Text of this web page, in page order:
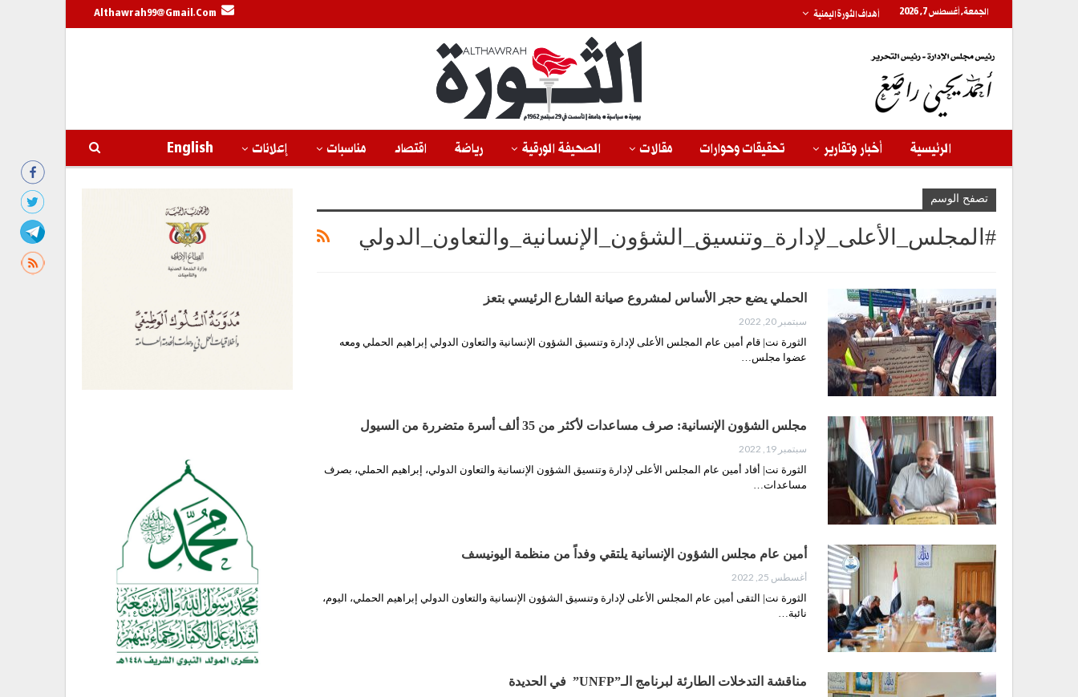
الجمعة, أغسطس 7, 2026 أهداف الثورة اليمنية Althawrah99@gmail.com
الرئيسية أخبار وتقارير تحقيقات وحوارات مقالات الصحيفة الورقية رياضة اقتصاد مناسبات إعلانات English
تصفح الوسم
#المجلس_الأعلى_لإدارة_وتنسيق_الشؤون_الإنسانية_والتعاون_الدولي
الحملي يضع حجر الأساس لمشروع صيانة الشارع الرئيسي بتعز
سبتمبر 20, 2022
الثورة نت| قام أمين عام المجلس الأعلى لإدارة وتنسيق الشؤون الإنسانية والتعاون الدولي إبراهيم الحملي ومعه
عضوا مجلس…
مجلس الشؤون الإنسانية: صرف مساعدات لأكثر من 35 ألف أسرة متضررة من السيول
سبتمبر 19, 2022
الثورة نت| أفاد أمين عام المجلس الأعلى لإدارة وتنسيق الشؤون الإنسانية والتعاون الدولي، إبراهيم الحملي، بصرف
مساعدات…
أمين عام مجلس الشؤون الإنسانية يلتقي وفداً من منظمة اليونيسف
أغسطس 25, 2022
الثورة نت| التقى أمين عام المجلس الأعلى لإدارة وتنسيق الشؤون الإنسانية والتعاون الدولي إبراهيم الحملي، اليوم،
نائبة…
مناقشة التدخلات الطارئة لبرنامج الـ”UNFP” في الحديدة